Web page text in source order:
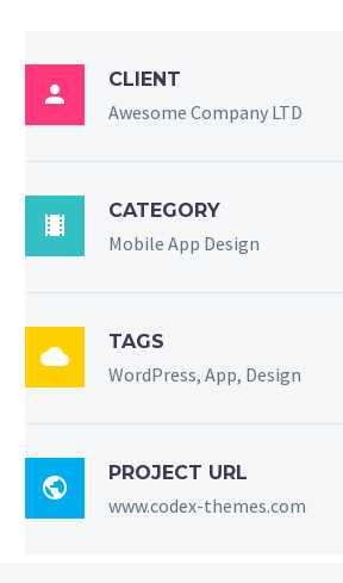

CLIENT
Awesome Company LTD

CATEGORY
Mobile App Design

TAGS
WordPress, App, Design

PROJECT URL
www.codex-themes.com